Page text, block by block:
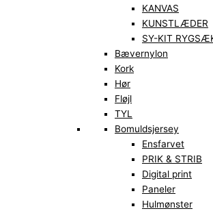
KANVAS
KUNSTLÆDER
SY-KIT
Bævernylon
Kork
Hør
Fløjl
TYL
Bomuldsjersey
Ensfarvet
PRIK & STRIB
Digital print
Paneler
Hulmønster